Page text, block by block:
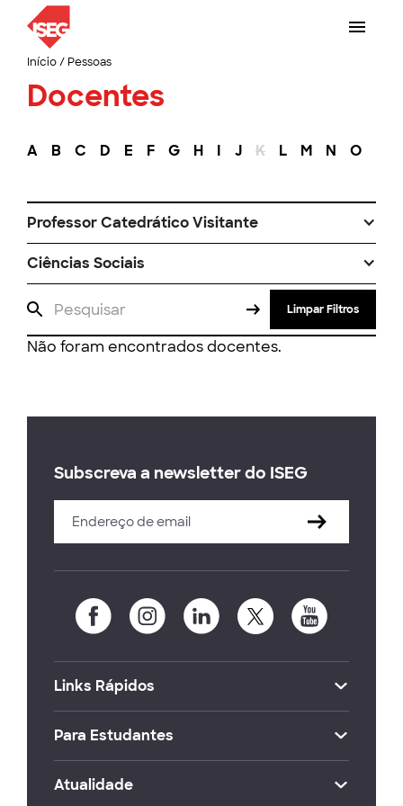
Início/ Pessoas
Docentes
A B C D E F G H I J K L M N O
Professor Catedrático Visitante
Ciências Sociais
Limpar Filtros
Não foram encontrados docentes.
Subscreva a newsletter do ISEG
Links Rápidos
Para Estudantes
Atualidade